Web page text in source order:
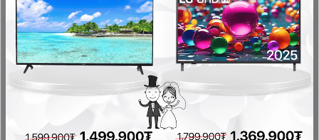
Skyworth 10кг F10455RB Бүрэн автомат угаалгын
машин
Бүрэн автомат угаалгын машин